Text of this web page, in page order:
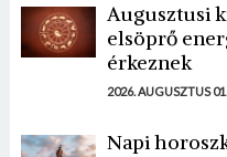
Augusztusi
elsöprő
érkeznek
2026. AUGUSZTUS 01.
Napi